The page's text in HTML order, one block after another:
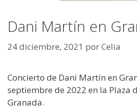
Dani Martín en
24 diciembre, 2021 porCelia
Concierto de Dani Martín en
septiembre de 2022 en la Plaza
Granada.